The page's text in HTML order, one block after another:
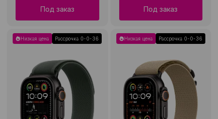
Под заказ Под заказ
Низкая цена Рассрочка 0-0-36 Низкая цена Рассрочка 0-0-36